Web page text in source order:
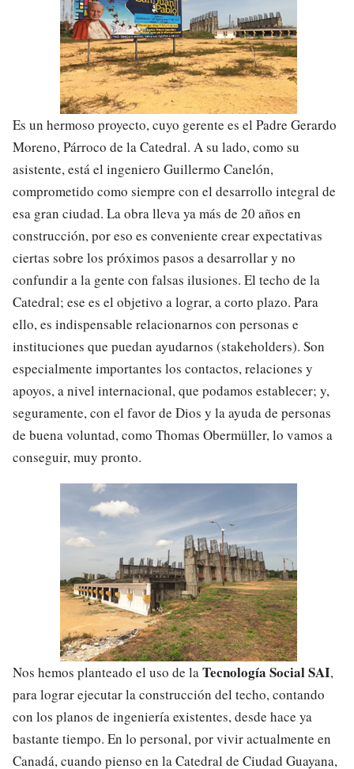
Es un hermoso proyecto, cuyo gerente es el Padre Gerardo
Moreno, Párroco de la Catedral. A su lado, como su
asistente, está el ingeniero Guillermo Canelón,
comprometido como siempre con el desarrollo integral de
esa gran ciudad. La obra lleva ya más de 20 años en
construcción, por eso es conveniente crear expectativas
ciertas sobre los próximos pasos a desarrollar y no
confundir a la gente con falsas ilusiones. El techo de la
Catedral; ese es el objetivo a lograr, a corto plazo. Para
ello, es indispensable relacionarnos con personas e
instituciones que puedan ayudarnos (stakeholders). Son
especialmente importantes los contactos, relaciones y
apoyos, a nivel internacional, que podamos establecer; y,
seguramente, con el favor de Dios y la ayuda de personas
de buena voluntad, como Thomas Obermüller, lo vamos a
conseguir, muy pronto.
Nos hemos planteado el uso de laTecnología Social SAI,
para lograr ejecutar la construcción del techo, contando
con los planos de ingeniería existentes, desde hace ya
bastante tiempo. En lo personal, por vivir actualmente en
Canadá, cuando pienso en la Catedral de Ciudad Guayana,